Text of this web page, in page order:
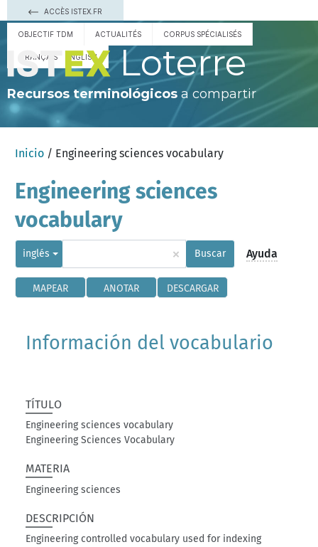
ACCÈS ISTEX.FR
OBJECTIF TDM ACTUALITÉS CORPUS SPÉCIALISÉS
FRANÇAIS ENGLISH Loterre
Recursos terminológicos a compartir
Inicio / Engineering sciences vocabulary
Engineering sciences
vocabulary
inglés × Buscar Ayuda
MAPEAR ANOTAR DESCARGAR
Información del vocabulario
TÍTULO
Engineering sciences vocabulary
Engineering Sciences Vocabulary
MATERIA
Engineering sciences
DESCRIPCIÓN
Engineering controlled vocabulary used for indexing